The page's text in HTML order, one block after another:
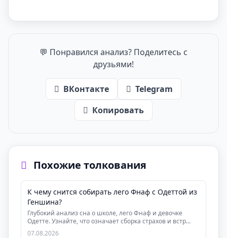
💬 Понравился анализ? Поделитесь с
друзьями!
ВКонтакте
Telegram
Копировать
Похожие толкования
К чему снится собирать лего Фнаф с Одеттой из
Геншина?
Глубокий анализ сна о школе, лего Фнаф и девочке
Одетте. Узнайте, что означает сборка страхов и встр...
07.08.2026